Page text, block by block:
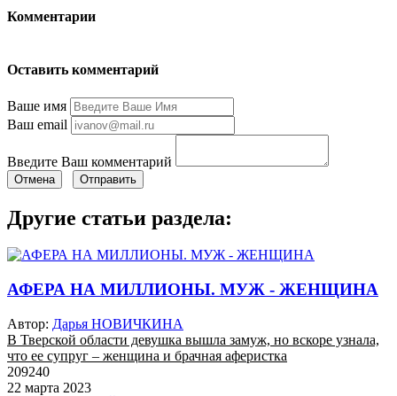
Комментарии
Оставить комментарий
Ваше имя
Ваш email
Введите Ваш комментарий
Отмена Отправить
Другие статьи раздела:
АФЕРА НА МИЛЛИОНЫ. МУЖ - ЖЕНЩИНА
Автор: Дарья НОВИЧКИНА
В Тверской области девушка вышла замуж, но вскоре узнала,
что ее супруг – женщина и брачная аферистка
209240
22 марта 2023